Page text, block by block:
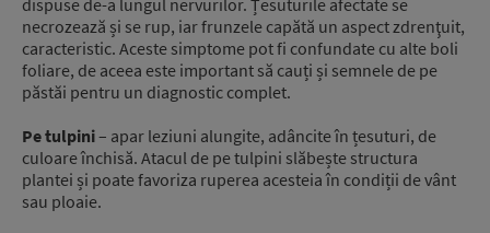
dispuse de-a lungul nervurilor. Țesuturile afectate se
necrozează și se rup, iar frunzele capătă un aspect zdrenţuit,
caracteristic. Aceste simptome pot fi confundate cu alte boli
foliare, de aceea este important să cauți și semnele de pe
păstăi pentru un diagnostic complet.
Pe tulpini– apar leziuni alungite, adâncite în țesuturi, de
culoare închisă. Atacul de pe tulpini slăbește structura
plantei și poate favoriza ruperea acesteia în condiții de vânt
sau ploaie.